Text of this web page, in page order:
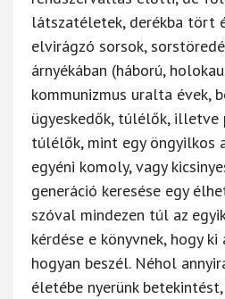
látszatéletek, derékba tört
elvirágzó sorsok,
árnyékában (háború,
kommunizmus uralta évek,
ügyeskedők, túlélők, illetve
túlélők, mint egy öngyilkos
egyéni komoly, vagy
generáció keresése egy
szóval mindezen túl az
kérdése e könyvnek, hogy ki
hogyan beszél. Néhol
életébe nyerünk